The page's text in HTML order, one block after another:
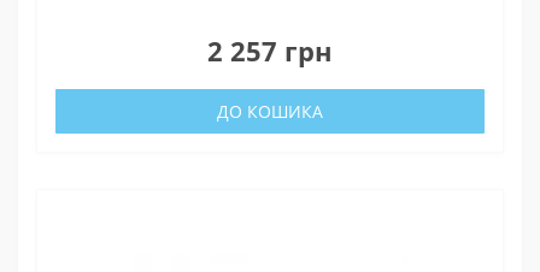
2 257 грн
ДО КОШИКА